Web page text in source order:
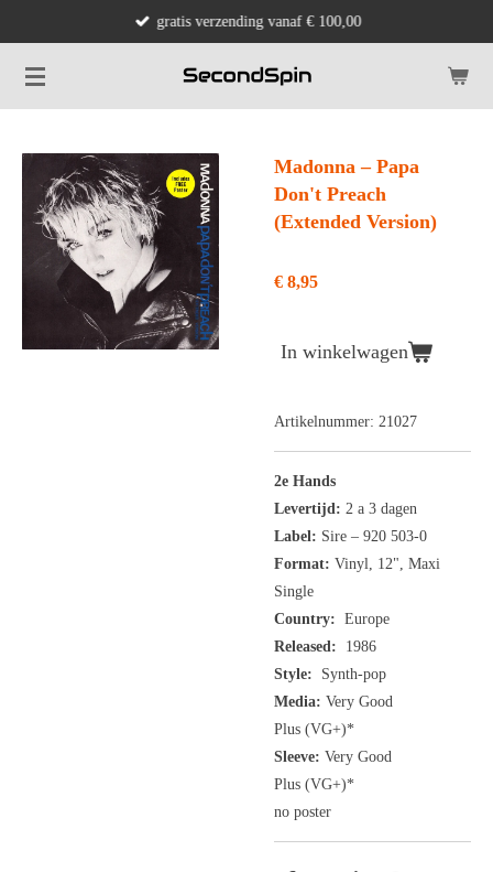
naar
de
gratis verzending vanaf € 100,00
Madonna ‎– Papa
Don't Preach
(Extended Version)
€ 8,95
In winkelwagen
Artikelnummer: 21027
2e Hands
Levertijd: 2 a 3 dagen
Label: Sire ‎– 920 503-0
Format: Vinyl, 12", Maxi
Single
Country: Europe
Released: 1986
Style:
Synth-pop
Media: Very Good
Plus (VG+)*
Sleeve: Very Good
Plus (VG+)*
no poster